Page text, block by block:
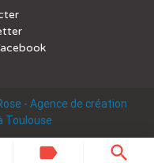
label search